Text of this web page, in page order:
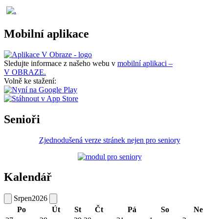
Mobilní aplikace
Sledujte informace z našeho webu v mobilní aplikaci –
V OBRAZE.
Volně ke stažení:
Senioři
Zjednodušená verze stránek nejen pro seniory
Kalendář
Srpen2026
Po
Út St Čt Pá So
Ne